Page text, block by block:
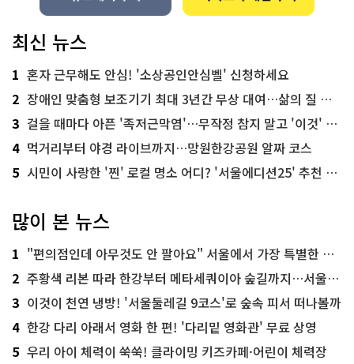
최신 뉴스
1 혼자 근무해도 안심! '소상공인안심벨' 신청하세요
2 장애인 맞춤형 보조기기 최대 3년간 무상 대여…삶의 질 높인다
3 걸을 때마다 아픈 '족저근막염'…무작정 참지 말고 '이것' 해보세요!
4 먹거리부터 야경 라이브까지…망원한강공원 알짜 코스
5 시민이 사랑한 '찐' 로컬 명소 어디? '서울에디션25' 추천 코스
많이 본 뉴스
1 "편의점인데 아무것도 안 팔아요" 서울에서 가장 특별한 편의점의 정체
2 주황색 리본 따라 한강부터 메타세쿼이아 숲길까지…서울둘레길 15코스
3 이것이 천연 냉방! '서울둘레길 9코스'로 숲속 피서 떠나볼까
4 한강 다리 아래서 영화 한 편! '다리밑 영화관' 무료 상영
5 우리 아이 체력이 쑥쑥! 클라이밍 키즈카페·어린이 체력장